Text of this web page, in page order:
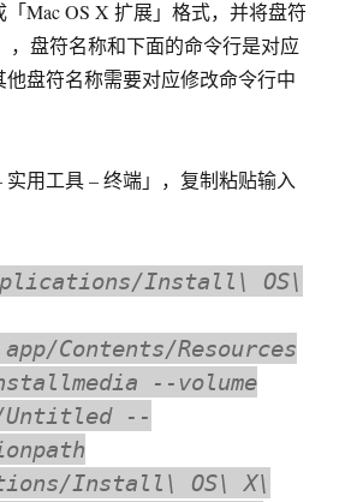
Mac OS X 扩展」格式，并将盘符
，盘符名称和下面的命令行是对应
盘符名称需要对应修改命令行中
用工具 – 终端」，复制粘贴输入
Install\ OS\
Contents/Resources
--volume
Untitled --
Install\ OS\ X\